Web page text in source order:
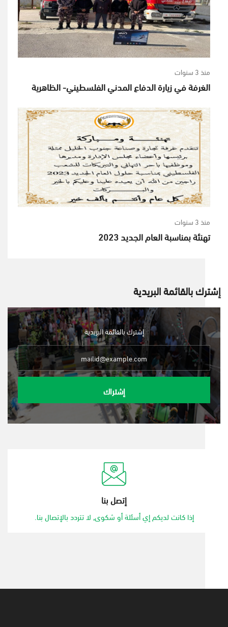
منذ 3 سنوات
الغرفة في زيارة الدفاع المدني الفلسطيني- الظاهرية
منذ 3 سنوات
تهنئة بمناسبة العام الجديد 2023
إشترك بالقائمة البريدية
إشترك بالقائمة البريدية
إشتراك
إتصل بنا
إذا كانت لديكم إي أسئلة أو شكوى, لا تتردد بالإتصال بنا.